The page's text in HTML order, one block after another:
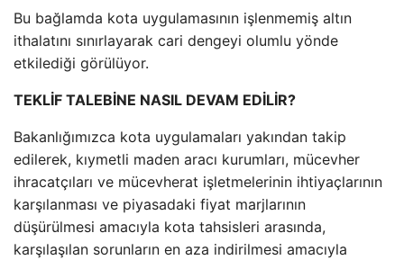
Bu bağlamda kota uygulamasının işlenmemiş altın
ithalatını sınırlayarak cari dengeyi olumlu yönde
etkilediği görülüyor.
TEKLİF TALEBİNE NASIL DEVAM EDİLİR?
Bakanlığımızca kota uygulamaları yakından takip
edilerek, kıymetli maden aracı kurumları, mücevher
ihracatçıları ve mücevherat işletmelerinin ihtiyaçlarının
karşılanması ve piyasadaki fiyat marjlarının
düşürülmesi amacıyla kota tahsisleri arasında,
karşılaşılan sorunların en aza indirilmesi amacıyla